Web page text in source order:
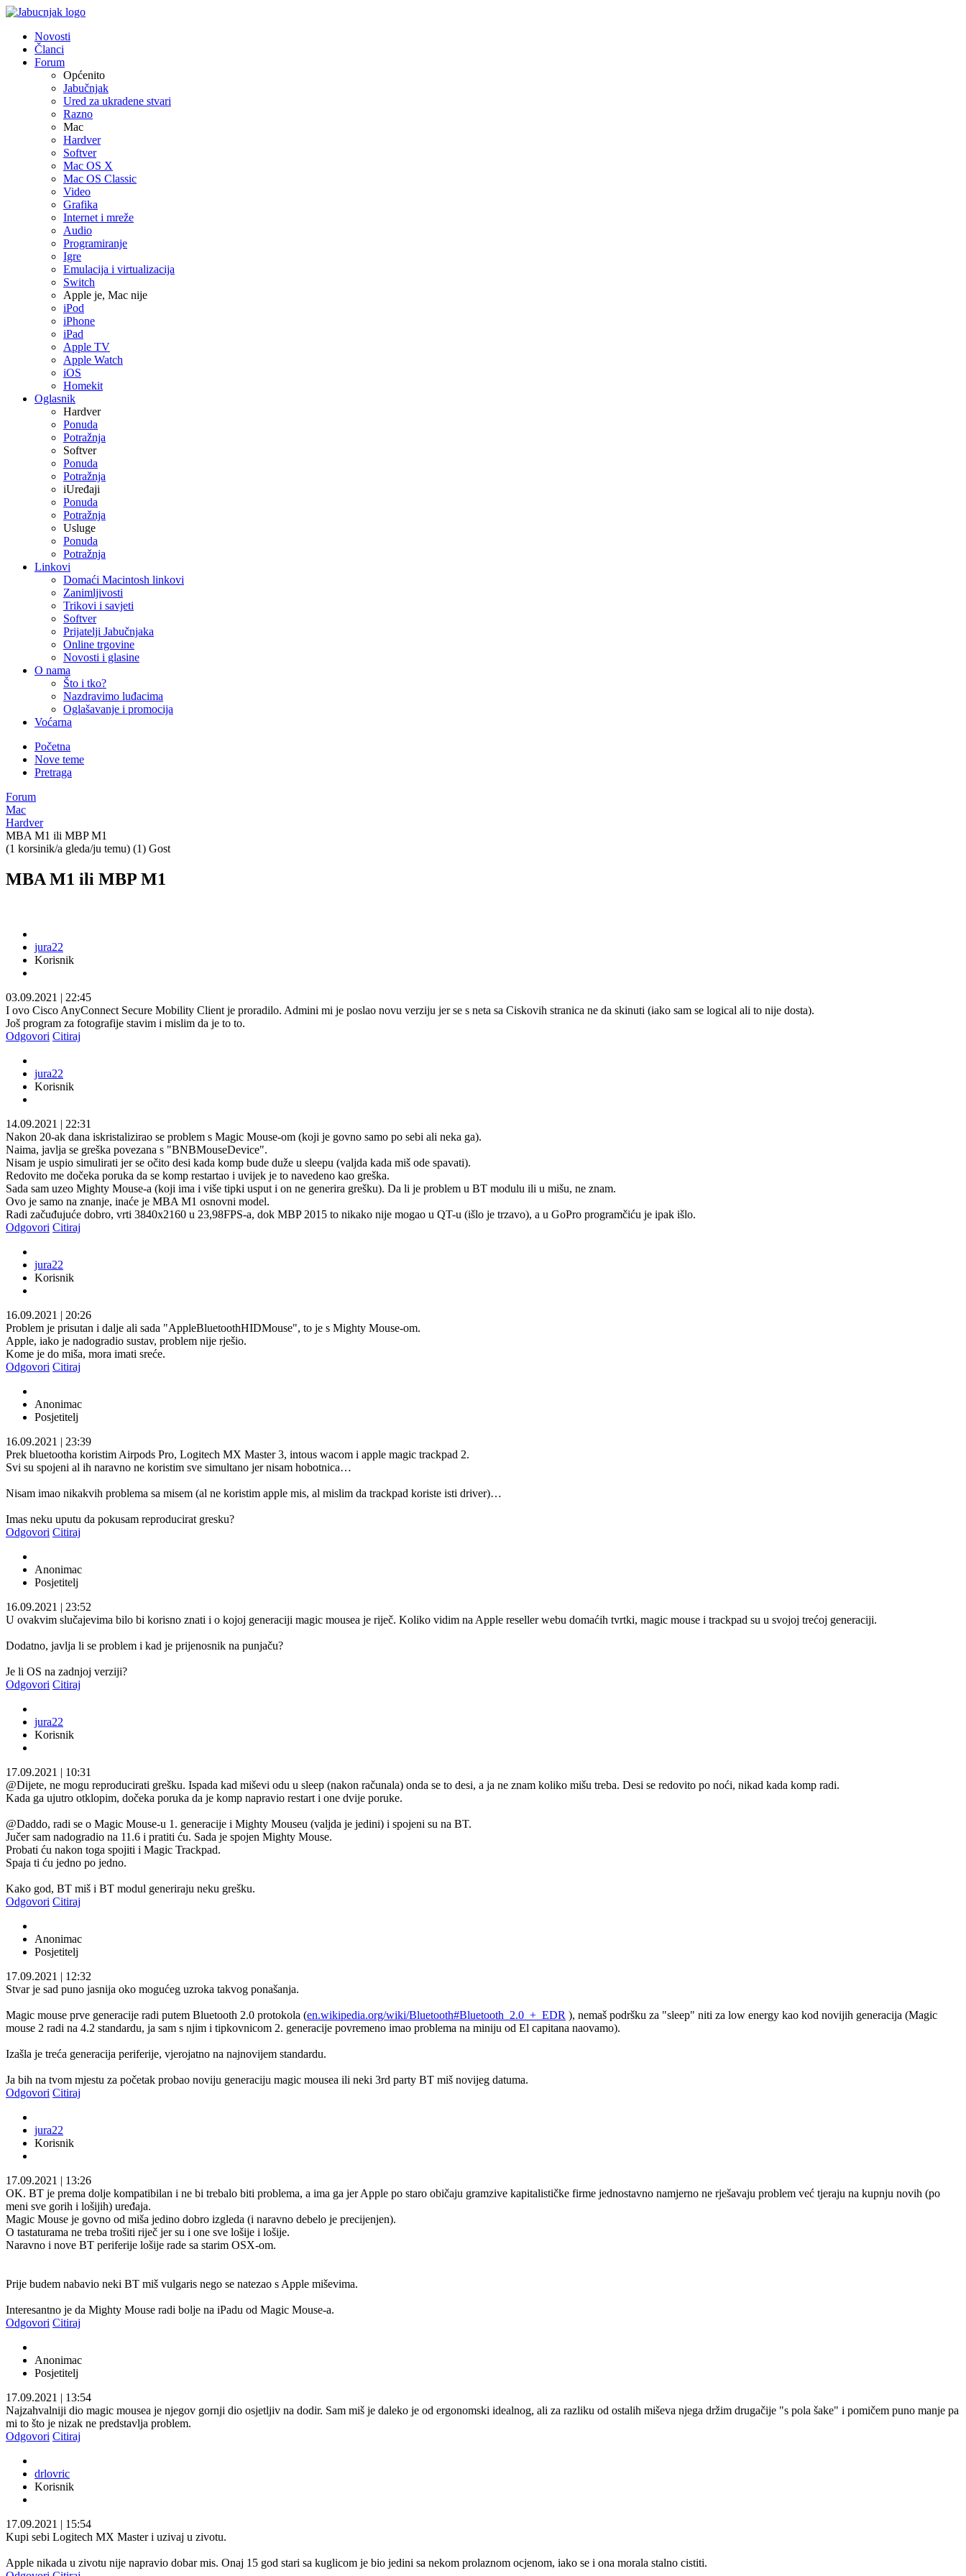
Novosti
Članci
Forum
Općenito
Jabučnjak
Ured za ukradene stvari
Razno
Mac
Hardver
Softver
Mac OS X
Mac OS Classic
Video
Grafika
Internet i mreže
Audio
Programiranje
Igre
Emulacija i virtualizacija
Switch
Apple je, Mac nije
iPod
iPhone
iPad
Apple TV
Apple Watch
iOS
Homekit
Oglasnik
Hardver
Ponuda
Potražnja
Softver
Ponuda
Potražnja
iUređaji
Ponuda
Potražnja
Usluge
Ponuda
Potražnja
Linkovi
Domaći Macintosh linkovi
Zanimljivosti
Trikovi i savjeti
Softver
Prijatelji Jabučnjaka
Online trgovine
Novosti i glasine
O nama
Što i tko?
Nazdravimo luđacima
Oglašavanje i promocija
Voćarna
Početna
Nove teme
Pretraga
Forum
Mac
Hardver
MBA M1 ili MBP M1
(1 korsinik/a gleda/ju temu) (1) Gost
MBA M1 ili MBP M1
jura22
Korisnik
03.09.2021 | 22:45
I ovo Cisco AnyConnect Secure Mobility Client je proradilo. Admini mi je poslao novu verziju jer se s neta sa Ciskovih stranica ne da skinuti (iako sam se logical ali to nije dosta).
Još program za fotografije stavim i mislim da je to to.
Odgovori Citiraj
jura22
Korisnik
14.09.2021 | 22:31
Nakon 20-ak dana iskristalizirao se problem s Magic Mouse-om (koji je govno samo po sebi ali neka ga).
Naima, javlja se greška povezana s "BNBMouseDevice".
Nisam je uspio simulirati jer se očito desi kada komp bude duže u sleepu (valjda kada miš ode spavati).
Redovito me dočeka poruka da se komp restartao i uvijek je to navedeno kao greška.
Sada sam uzeo Mighty Mouse-a (koji ima i više tipki usput i on ne generira grešku). Da li je problem u BT modulu ili u mišu, ne znam.
Ovo je samo na znanje, inaće je MBA M1 osnovni model.
Radi začuđujuće dobro, vrti 3840x2160 u 23,98FPS-a, dok MBP 2015 to nikako nije mogao u QT-u (išlo je trzavo), a u GoPro programčiću je ipak išlo.
Odgovori Citiraj
jura22
Korisnik
16.09.2021 | 20:26
Problem je prisutan i dalje ali sada "AppleBluetoothHIDMouse", to je s Mighty Mouse-om.
Apple, iako je nadogradio sustav, problem nije rješio.
Kome je do miša, mora imati sreće.
Odgovori Citiraj
Anonimac
Posjetitelj
16.09.2021 | 23:39
Prek bluetootha koristim Airpods Pro, Logitech MX Master 3, intous wacom i apple magic trackpad 2.
Svi su spojeni al ih naravno ne koristim sve simultano jer nisam hobotnica…
Nisam imao nikakvih problema sa misem (al ne koristim apple mis, al mislim da trackpad koriste isti driver)…
Imas neku uputu da pokusam reproducirat gresku?
Odgovori Citiraj
Anonimac
Posjetitelj
16.09.2021 | 23:52
U ovakvim slučajevima bilo bi korisno znati i o kojoj generaciji magic mousea je riječ. Koliko vidim na Apple reseller webu domaćih tvrtki, magic mouse i trackpad su u svojoj trećoj generaciji.
Dodatno, javlja li se problem i kad je prijenosnik na punjaču?
Je li OS na zadnjoj verziji?
Odgovori Citiraj
jura22
Korisnik
17.09.2021 | 10:31
@Dijete, ne mogu reproducirati grešku. Ispada kad miševi odu u sleep (nakon računala) onda se to desi, a ja ne znam koliko mišu treba. Desi se redovito po noći, nikad kada komp radi.
Kada ga ujutro otklopim, dočeka poruka da je komp napravio restart i one dvije poruke.
@Daddo, radi se o Magic Mouse-u 1. generacije i Mighty Mouseu (valjda je jedini) i spojeni su na BT.
Jučer sam nadogradio na 11.6 i pratiti ću. Sada je spojen Mighty Mouse.
Probati ću nakon toga spojiti i Magic Trackpad.
Spaja ti ću jedno po jedno.
Kako god, BT miš i BT modul generiraju neku grešku.
Odgovori Citiraj
Anonimac
Posjetitelj
17.09.2021 | 12:32
Stvar je sad puno jasnija oko mogućeg uzroka takvog ponašanja.
Magic mouse prve generacije radi putem Bluetooth 2.0 protokola (en.wikipedia.org/wiki/Bluetooth#Bluetooth_2.0_+_EDR ), nemaš podršku za "sleep" niti za low energy kao kod novijih generacija (Magic
mouse 2 radi na 4.2 standardu, ja sam s njim i tipkovnicom 2. generacije povremeno imao problema na miniju od El capitana naovamo).
Izašla je treća generacija periferije, vjerojatno na najnovijem standardu.
Ja bih na tvom mjestu za početak probao noviju generaciju magic mousea ili neki 3rd party BT miš novijeg datuma.
Odgovori Citiraj
jura22
Korisnik
17.09.2021 | 13:26
OK. BT je prema dolje kompatibilan i ne bi trebalo biti problema, a ima ga jer Apple po staro običaju gramzive kapitalističke firme jednostavno namjerno ne rješavaju problem već tjeraju na kupnju novih (po
meni sve gorih i lošijih) uređaja.
Magic Mouse je govno od miša jedino dobro izgleda (i naravno debelo je precijenjen).
O tastaturama ne treba trošiti riječ jer su i one sve lošije i lošije.
Naravno i nove BT periferije lošije rade sa starim OSX-om.
Prije budem nabavio neki BT miš vulgaris nego se natezao s Apple miševima.
Interesantno je da Mighty Mouse radi bolje na iPadu od Magic Mouse-a.
Odgovori Citiraj
Anonimac
Posjetitelj
17.09.2021 | 13:54
Najzahvalniji dio magic mousea je njegov gornji dio osjetljiv na dodir. Sam miš je daleko je od ergonomski idealnog, ali za razliku od ostalih miševa njega držim drugačije "s pola šake" i pomičem puno manje pa
mi to što je nizak ne predstavlja problem.
Odgovori Citiraj
drlovric
Korisnik
17.09.2021 | 15:54
Kupi sebi Logitech MX Master i uzivaj u zivotu.
Apple nikada u zivotu nije napravio dobar mis. Onaj 15 god stari sa kuglicom je bio jedini sa nekom prolaznom ocjenom, iako se i ona morala stalno cistiti.